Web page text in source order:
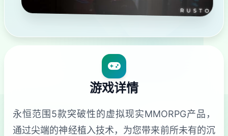
游戏详情
永恒范围5款突破性的虚拟现实MMORPG产品，
通过尖端的神经植入技术，为您带来前所未有的沉